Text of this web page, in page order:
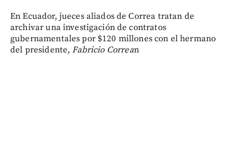
En Ecuador, jueces aliados de Correa tratan de
archivar una investigación de contratos
gubernamentales por $120 millones con el hermano
del presidente,Fabricio Correan